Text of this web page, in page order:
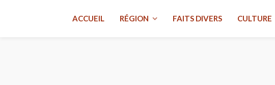
ACCUEIL RÉGION FAITS DIVERS CULTURE